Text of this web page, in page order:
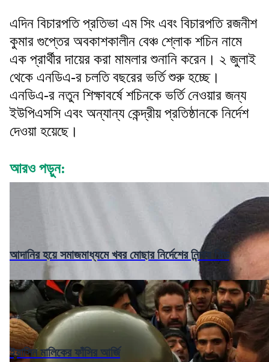
এদিন বিচারপতি প্রতিভা এম সিং এবং বিচারপতি রজনীশ
কুমার গুপ্তের অবকাশকালীন বেঞ্চ শ্লোক শচিন নামে
এক প্রার্থীর দায়ের করা মামলার শুনানি করেন। ২ জুলাই
থেকে এনডিএ-র চলতি বছরের ভর্তি শুরু হচ্ছে।
এনডিএ-র নতুন শিক্ষাবর্ষে শচিনকে ভর্তি নেওয়ার জন্য
ইউপিএসসি এবং অন্যান্য কেন্দ্রীয় প্রতিষ্ঠানকে নির্দেশ
দেওয়া হয়েছে।
আরও পড়ুন:
আদানির হয়ে সমাজমাধ্যমে খবর মোছার নির্দেশের নিন্দায় গিল্ড
ইয়াসিন মালিকের ফাঁসির আর্জি